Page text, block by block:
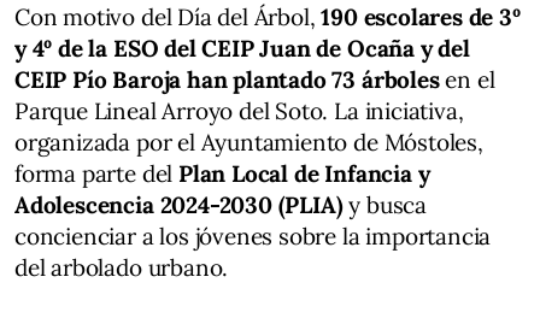
Con motivo del Día del Árbol,190 escolares de 3º
y 4º de la ESO del CEIP Juan de Ocaña y del
CEIP Pío Baroja han plantado 73 árbolesen el
Parque Lineal Arroyo del Soto. La iniciativa,
organizada por el Ayuntamiento de Móstoles,
forma parte del Plan Local de Infancia y
Adolescencia 2024-2030 (PLIA)y busca
concienciar a los jóvenes sobre la importancia
del arbolado urbano.